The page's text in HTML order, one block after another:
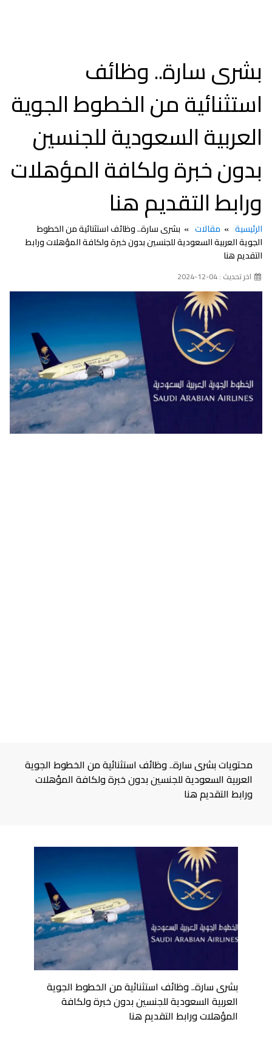
بشرى سارة.. وظائف
استثنائية من الخطوط الجوية
العربية السعودية للجنسين
بدون خبرة ولكافة المؤهلات
ورابط التقديم هنا
الرئيسية مقالات
بشرى سارة.. وظائف استثنائية من الخطوط
الجوية العربية السعودية للجنسين بدون خبرة ولكافة المؤهلات ورابط
التقديم هنا
اخر تحديث : 04-12-2024
محتويات بشرى سارة.. وظائف استثنائية من الخطوط الجوية
العربية السعودية للجنسين بدون خبرة ولكافة المؤهلات
ورابط التقديم هنا
بشرى سارة.. وظائف استثنائية من الخطوط الجوية
العربية السعودية للجنسين بدون خبرة ولكافة
المؤهلات ورابط التقديم هنا